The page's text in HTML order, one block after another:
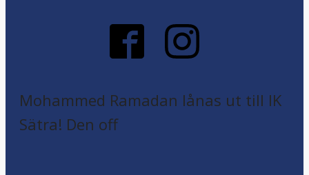
Mohammed Ramadan lånas ut till IK
Sätra! Den off